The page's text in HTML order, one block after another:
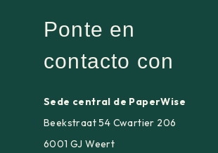
Ponte en
contacto con
Sede central de PaperWise
Beekstraat 54 Cwartier 206
6001 GJ Weert